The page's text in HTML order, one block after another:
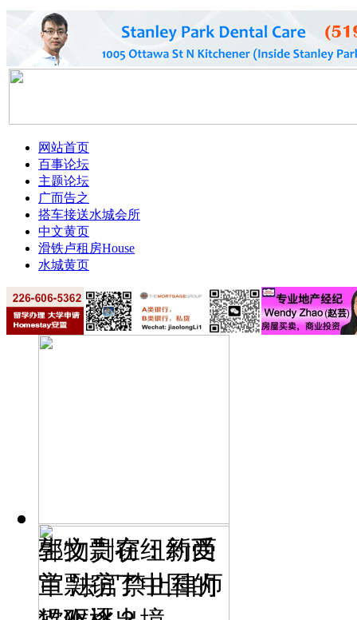
网站首页
百事论坛
主题论坛
广而告之
搭车接送水城会所
中文黄页
滑铁卢租房House
水城黄页
生物剽窃：新西
兰剽窃了中国的
郭文贵在纽约受
审 法官禁止律师